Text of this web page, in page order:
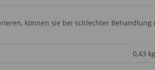
können sie bei schlechter
0,43 kg